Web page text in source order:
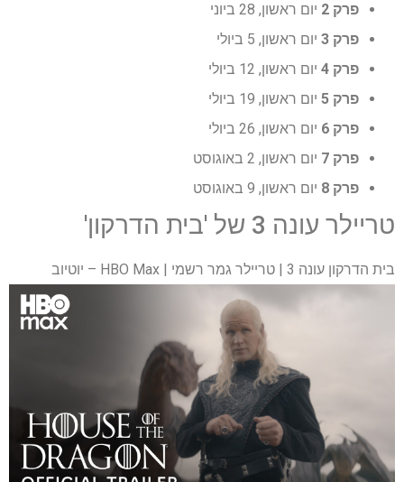
פרק 2
יום ראשון, 28 ביוני
פרק 3
יום ראשון, 5 ביולי
פרק 4
יום ראשון, 12 ביולי
פרק 5
יום ראשון, 19 ביולי
פרק 6
יום ראשון, 26 ביולי
פרק 7
יום ראשון, 2 באוגוסט
פרק 8
יום ראשון, 9 באוגוסט
טריילר עונה 3 של 'בית הדרקון'
בית הדרקון עונה 3 | טריילר גמר רשמי | HBO Max – יוטיוב